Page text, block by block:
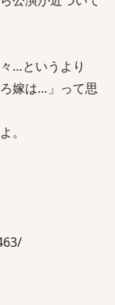
…というより
嫁は…」って思
。